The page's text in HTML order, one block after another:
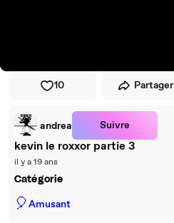
10 Partager
andrea Suivre
kevin le roxxor partie 3
il y a 19 ans
Catégorie
🎈Amusant